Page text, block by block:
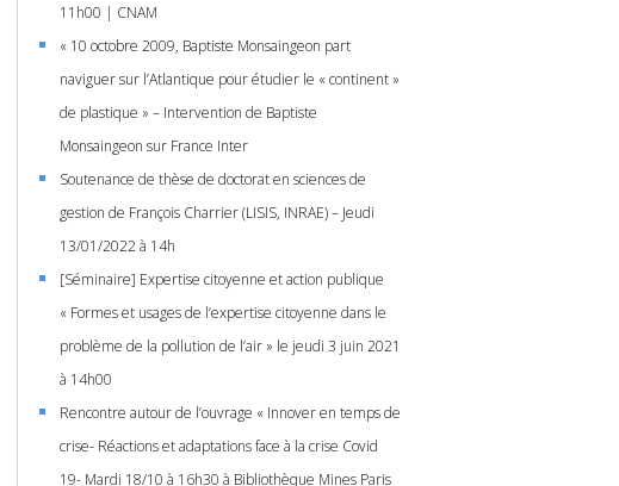
11h00 | CNAM
« 10 octobre 2009, Baptiste Monsaingeon part
naviguer sur l’Atlantique pour étudier le « continent »
de plastique » – Intervention de Baptiste
Monsaingeon sur France Inter
Soutenance de thèse de doctorat en sciences de
gestion de François Charrier (LISIS, INRAE) – Jeudi
13/01/2022 à 14h
[Séminaire] Expertise citoyenne et action publique
« Formes et usages de l’expertise citoyenne dans le
problème de la pollution de l’air » le jeudi 3 juin 2021
à 14h00
Rencontre autour de l’ouvrage « Innover en temps de
crise- Réactions et adaptations face à la crise Covid
19- Mardi 18/10 à 16h30 à Bibliothèque Mines Paris